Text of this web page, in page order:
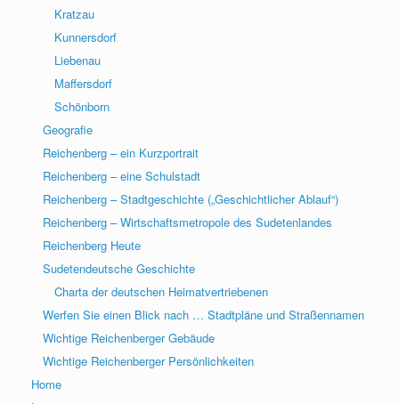
Kratzau
Kunnersdorf
Liebenau
Maffersdorf
Schönborn
Geografie
Reichenberg – ein Kurzportrait
Reichenberg – eine Schulstadt
Reichenberg – Stadtgeschichte („Geschichtlicher Ablauf“)
Reichenberg – Wirtschaftsmetropole des Sudetenlandes
Reichenberg Heute
Sudetendeutsche Geschichte
Charta der deutschen Heimatvertriebenen
Werfen Sie einen Blick nach … Stadtpläne und Straßennamen
Wichtige Reichenberger Gebäude
Wichtige Reichenberger Persönlichkeiten
Home